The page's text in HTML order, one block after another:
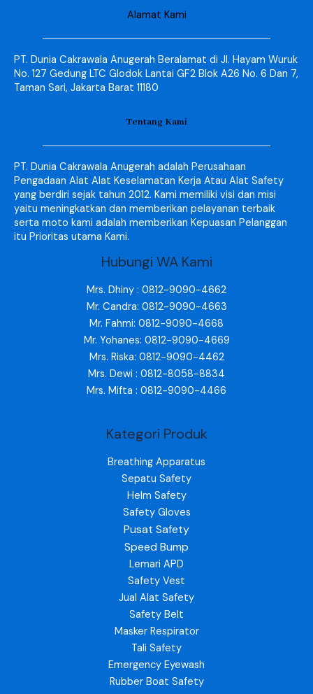
Alamat Kami
PT. Dunia Cakrawala Anugerah Beralamat di Jl. Hayam Wuruk
No. 127 Gedung LTC Glodok Lantai GF2 Blok A26 No. 6 Dan 7,
Taman Sari, Jakarta Barat 11180
Tentang Kami
PT. Dunia Cakrawala Anugerah adalah Perusahaan
Pengadaan Alat Alat Keselamatan Kerja Atau Alat Safety
yang berdiri sejak tahun 2012. Kami memiliki visi dan misi
yaitu meningkatkan dan memberikan pelayanan terbaik
serta moto kami adalah memberikan Kepuasan Pelanggan
itu Prioritas utama Kami.
Hubungi WA Kami
Mrs. Dhiny : 0812-9090-4662
Mr. Candra: 0812-9090-4663
Mr. Fahmi: 0812-9090-4668
Mr. Yohanes: 0812-9090-4669
Mrs. Riska: 0812-9090-4462
Mrs. Dewi : 0812-8058-8834
Mrs. Mifta : 0812-9090-4466
Kategori Produk
Breathing Apparatus
Sepatu Safety
Helm Safety
Safety Gloves
Pusat Safety
Speed Bump
Lemari APD
Safety Vest
Jual Alat Safety
Safety Belt
Masker Respirator
Tali Safety
Emergency Eyewash
Rubber Boat Safety